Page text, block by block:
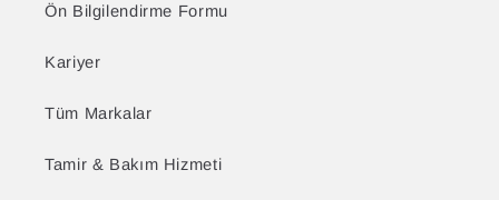
Ön Bilgilendirme Formu
Kariyer
Tüm Markalar
Tamir & Bakım Hizmeti